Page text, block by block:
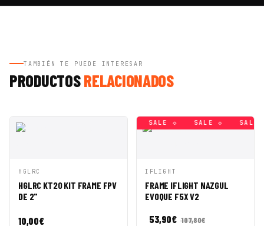
TAMBIÉN TE PUEDE INTERESAR
PRODUCTOSRELACIONADOS
VISTA
RÁPIDA
CESTA
HGLRC
HGLRC KT20 KIT FRAME FPV
DE 2"
10,00€
SALE ◇ SALE ◇ SALE ◇ SALE ◇
VISTA
RÁPIDA
CESTA
IFLIGHT
FRAME IFLIGHT NAZGUL
EVOQUE F5X V2
53,90€ 107,80€